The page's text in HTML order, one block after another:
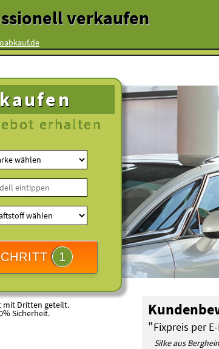
verkaufen
erhalten
1
mit Dritten geteilt.
Sicherheit.
"Fixpreis per
Silke aus